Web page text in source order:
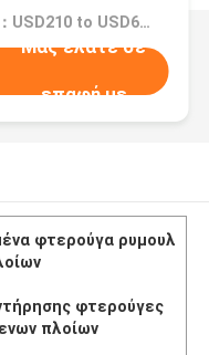
φτερούγες
Τιμή：USD210 to USD640 Per Piece
Μας ελάτε σε
επαφή με
φτερούγα ρυμουλ
φτερούγες
πλοίων